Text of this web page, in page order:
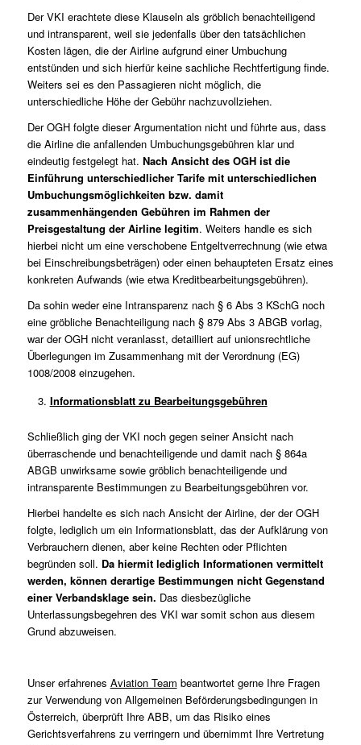
Der VKI erachtete diese Klauseln als gröblich benachteiligend
und intransparent, weil sie jedenfalls über den tatsächlichen
Kosten lägen, die der Airline aufgrund einer Umbuchung
entstünden und sich hierfür keine sachliche Rechtfertigung finde.
Weiters sei es den Passagieren nicht möglich, die
unterschiedliche Höhe der Gebühr nachzuvollziehen.
Der OGH folgte dieser Argumentation nicht und führte aus, dass
die Airline die anfallenden Umbuchungsgebühren klar und
eindeutig festgelegt hat. Nach Ansicht des OGH ist die
Einführung unterschiedlicher Tarife mit unterschiedlichen
Umbuchungsmöglichkeiten bzw. damit
zusammenhängenden Gebühren im Rahmen der
Preisgestaltung der Airline legitim. Weiters handle es sich
hierbei nicht um eine verschobene Entgeltverrechnung (wie etwa
bei Einschreibungsbeträgen) oder einen behaupteten Ersatz eines
konkreten Aufwands (wie etwa Kreditbearbeitungsgebühren).
Da sohin weder eine Intransparenz nach § 6 Abs 3 KSchG noch
eine gröbliche Benachteiligung nach § 879 Abs 3 ABGB vorlag,
war der OGH nicht veranlasst, detailliert auf unionsrechtliche
Überlegungen im Zusammenhang mit der Verordnung (EG)
1008/2008 einzugehen.
Informationsblatt zu Bearbeitungsgebühren
Schließlich ging der VKI noch gegen seiner Ansicht nach
überraschende und benachteiligende und damit nach § 864a
ABGB unwirksame sowie gröblich benachteiligende und
intransparente Bestimmungen zu Bearbeitungsgebühren vor.
Hierbei handelte es sich nach Ansicht der Airline, der der OGH
folgte, lediglich um ein Informationsblatt, das der Aufklärung von
Verbrauchern dienen, aber keine Rechten oder Pflichten
begründen soll. Da hiermit lediglich Informationen vermittelt
werden, können derartige Bestimmungen nicht Gegenstand
einer Verbandsklage sein. Das diesbezügliche
Unterlassungsbegehren des VKI war somit schon aus diesem
Grund abzuweisen.
Unser erfahrenes Aviation Team beantwortet gerne Ihre Fragen
zur Verwendung von Allgemeinen Beförderungsbedingungen in
Österreich, überprüft Ihre ABB, um das Risiko eines
Gerichtsverfahrens zu verringern und übernimmt Ihre Vertretung